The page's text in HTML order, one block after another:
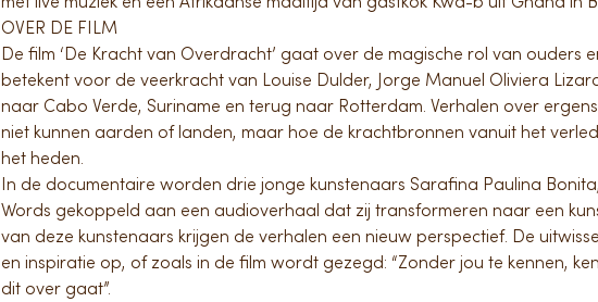
OVER DE FILM
De film ‘De Kracht van Overdracht’ gaat over de magische rol van
betekent voor de veerkracht van Louise Dulder, Jorge Manuel Oliviera
naar Cabo Verde, Suriname en terug naar Rotterdam. Verhalen over
niet kunnen aarden of landen, maar hoe de krachtbronnen vanuit het
het heden.
In de documentaire worden drie jonge kunstenaars Sarafina Paulina
Words gekoppeld aan een audioverhaal dat zij transformeren naar een
van deze kunstenaars krijgen de verhalen een nieuw perspectief. De
en inspiratie op, of zoals in de film wordt gezegd: “Zonder jou te kennen,
dit over gaat”.